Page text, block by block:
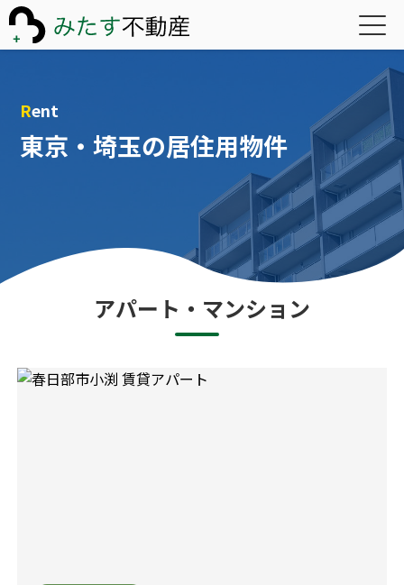
Rent
東京・埼玉の居住用物件
アパート・マンション